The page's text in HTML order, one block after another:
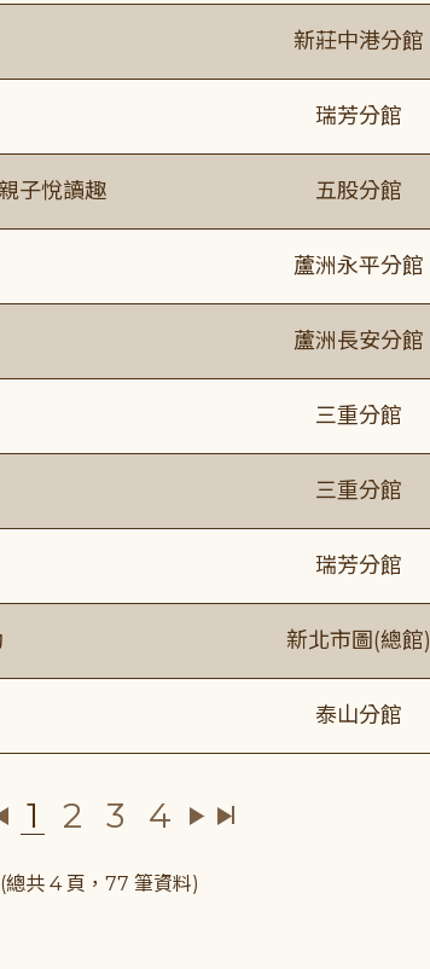
新莊中港分館
瑞芳分館
子悅讀趣 五股分館
蘆洲永平分館
蘆洲長安分館
三重分館
三重分館
瑞芳分館
新北市圖(總館)
泰山分館
1 2 3 4
(總共 4 頁，77 筆資料)